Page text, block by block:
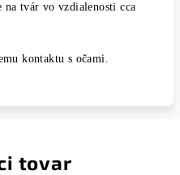
tvár vo vzdialenosti cca
kontaktu s očami.
tovar